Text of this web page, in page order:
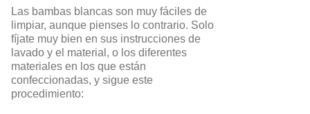
Las bambas blancas son muy fáciles de
limpiar, aunque pienses lo contrario. Solo
fíjate muy bien en sus instrucciones de
lavado y el material, o los diferentes
materiales en los que están
confeccionadas, y sigue este
procedimiento: